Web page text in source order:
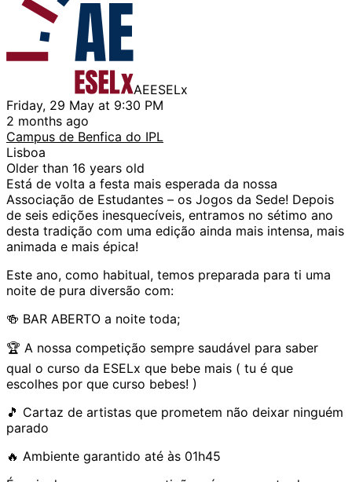
AEESELx
Friday, 29 May at 9:30 PM
2 months ago
Campus de Benfica do IPL
Lisboa
Older than 16 years old
Está de volta a festa mais esperada da nossa
Associação de Estudantes – os Jogos da Sede! Depois
de seis edições inesquecíveis, entramos no sétimo ano
desta tradição com uma edição ainda mais intensa, mais
animada e mais épica!
Este ano, como habitual, temos preparada para ti uma
noite de pura diversão com:
🍻 BAR ABERTO a noite toda;
🏆 A nossa competição sempre saudável para saber
qual o curso da ESELx que bebe mais ( tu é que
escolhes por que curso bebes! )
🎵 Cartaz de artistas que prometem não deixar ninguém
parado
🔥 Ambiente garantido até às 01h45